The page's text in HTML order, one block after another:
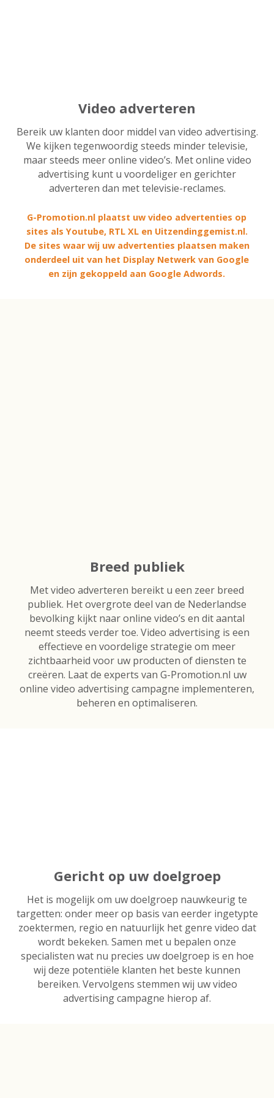
Video adverteren
Bereik uw klanten door middel van video advertising.
We kijken tegenwoordig steeds minder televisie,
maar steeds meer online video’s. Met online video
advertising kunt u voordeliger en gerichter
adverteren dan met televisie-reclames.
G-Promotion.nl plaatst uw video advertenties op
sites als Youtube, RTL XL en Uitzendinggemist.nl.
De sites waar wij uw advertenties plaatsen maken
onderdeel uit van het Display Netwerk van Google
en zijn gekoppeld aan Google Adwords.
Breed publiek
Met video adverteren bereikt u een zeer breed
publiek. Het overgrote deel van de Nederlandse
bevolking kijkt naar online video’s en dit aantal
neemt steeds verder toe. Video advertising is een
effectieve en voordelige strategie om meer
zichtbaarheid voor uw producten of diensten te
creëren. Laat de experts van G-Promotion.nl uw
online video advertising campagne implementeren,
beheren en optimaliseren.
Gericht op uw doelgroep
Het is mogelijk om uw doelgroep nauwkeurig te
targetten: onder meer op basis van eerder ingetypte
zoektermen, regio en natuurlijk het genre video dat
wordt bekeken. Samen met u bepalen onze
specialisten wat nu precies uw doelgroep is en hoe
wij deze potentiële klanten het beste kunnen
bereiken. Vervolgens stemmen wij uw video
advertising campagne hierop af.